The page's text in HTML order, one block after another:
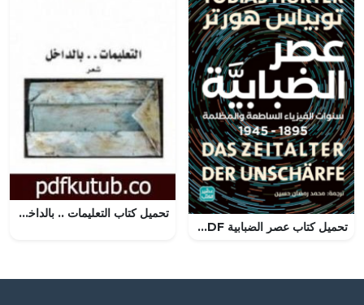
تحميل كتاب عصر الضبابية PDF توبياس هورتر مجانا برابط مباشر
تحميل كتاب التعليمات .. بالداخل PDF تأليف أشرف فياض مجانا [كامل]